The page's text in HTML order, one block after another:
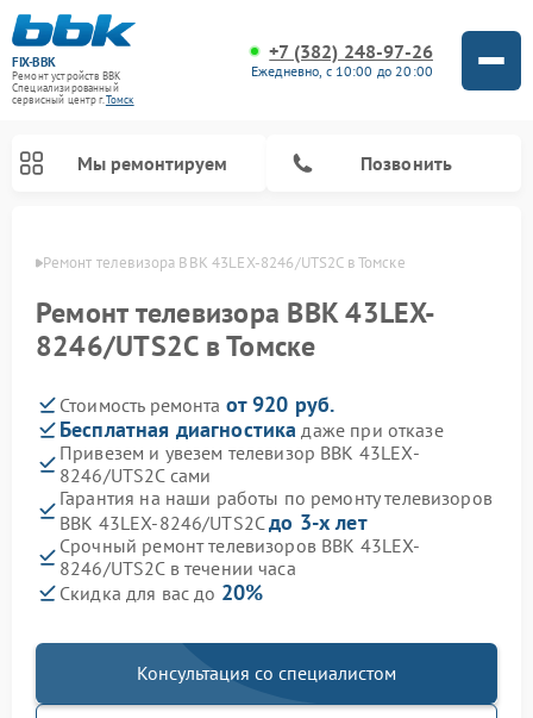
FIX-BBK
Ремонт устройств BBK
Специализированный
cервисный центр г.Томск
+7 (382) 248-97-26
Ежедневно, с 10:00 до 20:00
Мы ремонтируем Позвонить
Ремонт телевизора BBK 43LEX-8246/UTS2C в Томске
Ремонт телевизора BBK 43LEX-
8246/UTS2C в Томске
Стоимость ремонта от 920 руб.
Бесплатная диагностика даже при отказе
Привезем и увезем телевизор BBK 43LEX-
8246/UTS2C сами
Гарантия на наши работы по ремонту телевизоров
BBK 43LEX-8246/UTS2Cдо 3-х лет
Срочный ремонт телевизоров BBK 43LEX-
8246/UTS2C в течении часа
Скидка для вас до 20%
Консультация со специалистом